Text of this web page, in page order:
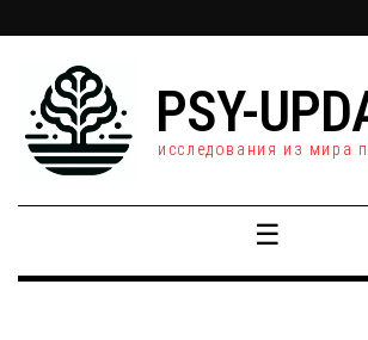
PSY-
исследования из мира
☰